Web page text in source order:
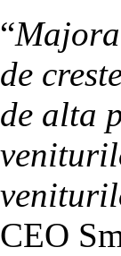
“
de
de alta
CEO